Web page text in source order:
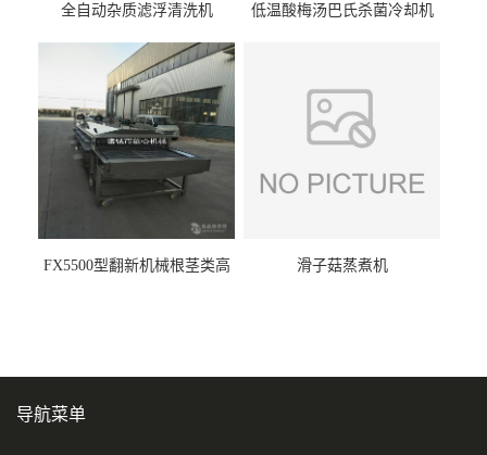
全自动杂质滤浮清洗机 低温酸梅汤巴氏杀菌冷却机
FX5500型翻新机械根茎类高
滑子菇蒸煮机
导航菜单